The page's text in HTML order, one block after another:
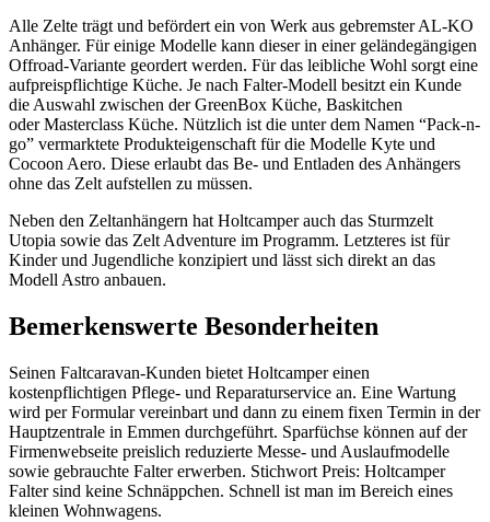
Alle Zelte trägt und befördert ein von Werk aus gebremster AL-KO
Anhänger. Für einige Modelle kann dieser in einer geländegängigen
Offroad-Variante geordert werden. Für das leibliche Wohl sorgt eine
aufpreispflichtige Küche. Je nach Falter-Modell besitzt ein Kunde
die Auswahl zwischen der GreenBox Küche, Baskitchen
oderMasterclass Küche. Nützlich ist die unter dem Namen “Pack-n-
go” vermarktete Produkteigenschaft für die Modelle Kyte und
Cocoon Aero. Diese erlaubt das Be- und Entladen des Anhängers
ohne das Zelt aufstellen zu müssen.
Neben den Zeltanhängern hat Holtcamper auch das Sturmzelt
Utopia sowie das Zelt Adventure im Programm. Letzteres ist für
Kinder und Jugendliche konzipiert und lässt sich direkt an das
Modell Astro anbauen.
Bemerkenswerte Besonderheiten
Seinen Faltcaravan-Kunden bietet Holtcamper einen
kostenpflichtigen Pflege- und Reparaturservice an. Eine Wartung
wird per Formular vereinbart und dann zu einem fixen Termin in der
Hauptzentrale in Emmen durchgeführt. Sparfüchse können auf der
Firmenwebseite preislich reduzierte Messe- und Auslaufmodelle
sowie gebrauchte Falter erwerben. Stichwort Preis: Holtcamper
Falter sind keine Schnäppchen. Schnell ist man im Bereich eines
kleinen Wohnwagens.